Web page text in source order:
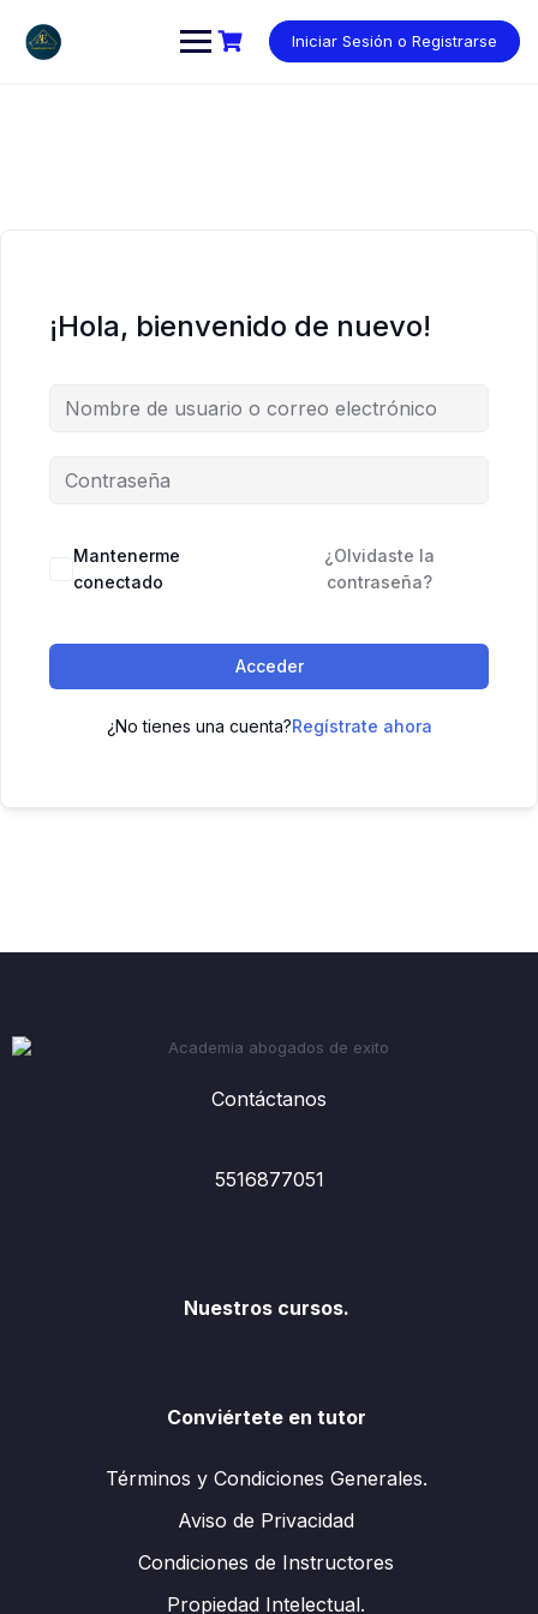
contenido
Iniciar Sesión o Registrarse
¡Hola, bienvenido de nuevo!
Mantenerme
conectado
¿Olvidaste la
contraseña?
Acceder
¿No tienes una cuenta?Regístrate ahora
Contáctanos
5516877051
Nuestros cursos.
Conviértete en tutor
Términos y Condiciones Generales.
Aviso de Privacidad
Condiciones de Instructores
Propiedad Intelectual.